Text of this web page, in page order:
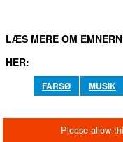
LÆS MERE OM
HER:
FARSØ MUSIK